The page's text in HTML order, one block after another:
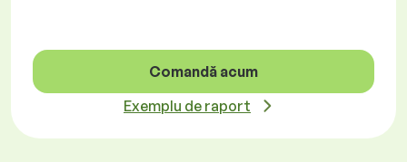
Comandă acum
Exemplu de raport